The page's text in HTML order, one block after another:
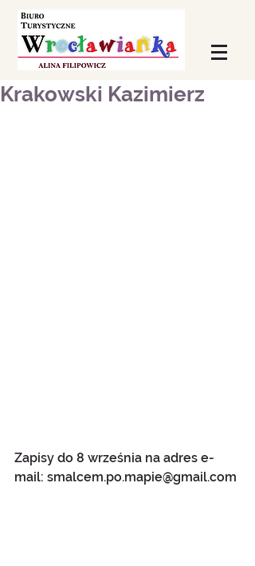
Krakowski Kazimierz
Zapisy do 8 września na adres e-
mail: smalcem.po.mapie@gmail.com